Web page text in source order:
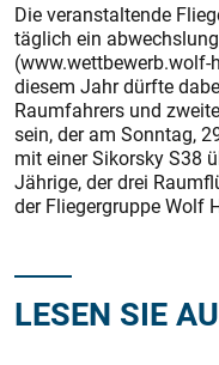
Die veranstaltende
täglich ein
diesem Jahr dürfte
Raumfahrers und
sein, der am Sonntag,
mit einer Sikorsky S38
Jährige, der drei
der Fliegergruppe Wolf
LESEN SIE